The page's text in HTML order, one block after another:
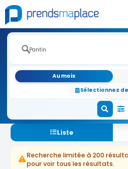
Au mois
Sélectionnez
Liste
Recherche limitée à 200
pour voir tous les résultats.